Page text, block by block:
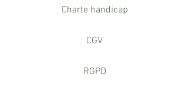
Charte handicap
CGV
RGPD